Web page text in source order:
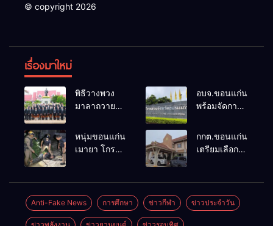
© copyright 2026
เรื่องมาใหม่
พิธีวางพวง
มาลาถวาย
เนื่องในวันรพี
ประจำปี
ฟุตบอลวันรพี
เพื่อเชื่อม
ความสัมพันธ์
อันดีของ
อบจ.ขอนแก่น
พร้อมจัดการ
ยกฯ 27 ก.ย.
รับสมัคร 17-
สมัครรับการ
เลือกตั้งหาก
คุณสมบัติครบ
หนุ่มขอนแก่น
เมายา โกรธที่
คว้าหนังสติ๊ก
ยิง ห้องทำงาน
กกต.ขอนแก่น
เตรียมเลือกตั้ง
ด้วยการ เปิด
รับสมัครใหม่
Anti-Fake News การศึกษา ข่าวกีฬา ข่าวประจำวัน